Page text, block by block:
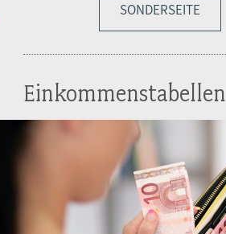
SONDERSEITE
Einkommenstabellen